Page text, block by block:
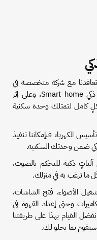
مع شركة متخصصة في
صناعة برمجيات المنزل كاملةً لجعله منزل ذكي Smart home، وعلى إثر
كامل لتمتلك وحدة سكنية
الكهرباء فبإمكاننا تنفيذ
ذكي ضمن وحدتك السكنية.
ذكية للتحكم بالصوت،
ما ترغب به في منزلك.
الأضواء، فتح الشاشات،
وحتى إعداد القهوة في
القيام بهذا على طريقتنا
بما يحلو لك.